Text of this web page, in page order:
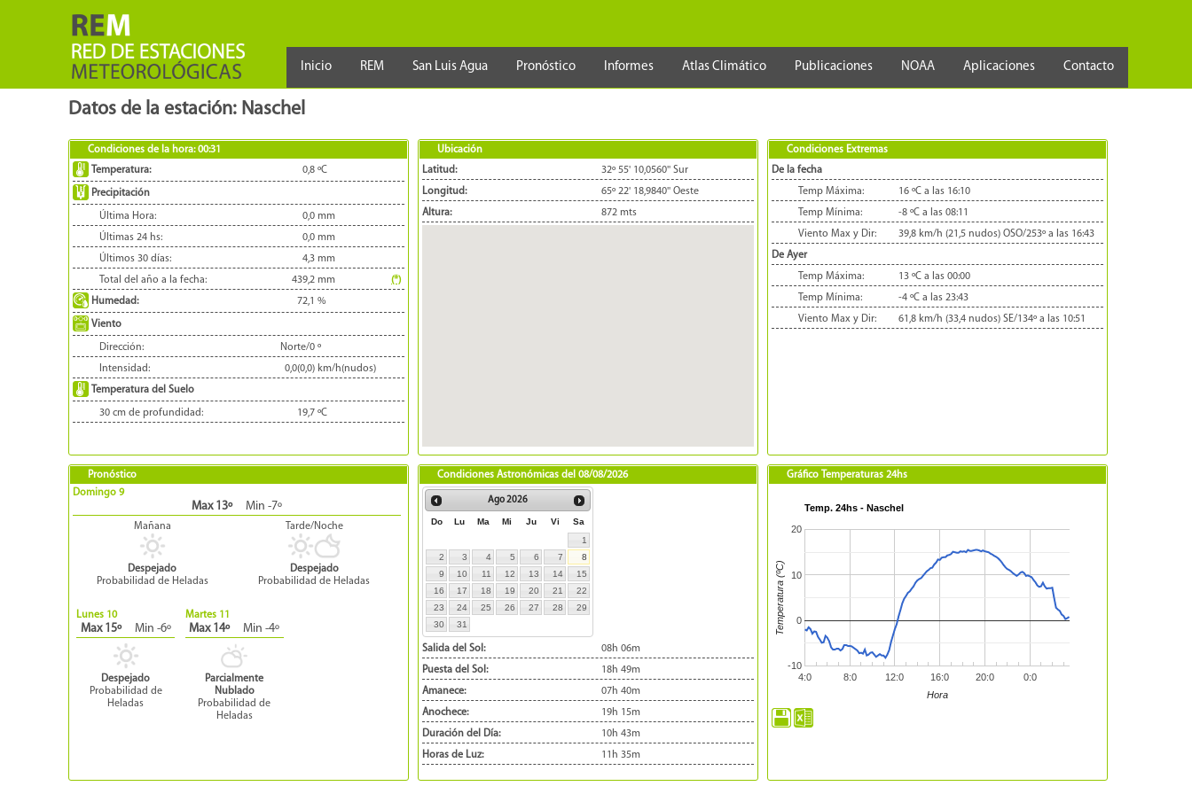
Inicio REM San Luis Agua Pronóstico Informes Atlas Climático Publicaciones NOAA Aplicaciones Contacto
Datos de la estación: Naschel
Condiciones de la hora:00:31
Temperatura:
0,8 ºC
Precipitación
Última Hora: 0,0 mm
Últimas 24 hs:
0,0 mm
Últimos 30 días:
4,3 mm
Total del año a la fecha:
439,2 mm
(*)
Humedad:
72,1 %
Viento
Dirección: Norte/0 º
Intensidad:
0,0(0,0) km/h(nudos)
Temperatura del Suelo
30 cm de profundidad: 19,7 ºC
Ubicación
Latitud:
32º 55' 10,0560'' Sur
Longitud:
65º 22' 18,9840'' Oeste
Altura:
872 mts
Condiciones Extremas
De la fecha
Temp Máxima:
16 ºC a las 16:10
Temp Mínima:
-8 ºC a las 08:11
Viento Max y Dir:
39,8 km/h (21,5 nudos) OSO/253º a las 16:43
De Ayer
Temp Máxima:
13 ºC a las 00:00
Temp Mínima:
-4 ºC a las 23:43
Viento Max y Dir:
61,8 km/h (33,4 nudos) SE/134º a las 10:51
Pronóstico
Domingo 9
Max 13º Min -7º
Mañana
Despejado
Probabilidad de Heladas
Tarde/Noche
Despejado
Probabilidad de Heladas
Lunes 10
Max 15º Min -6º
Despejado
Probabilidad de
Heladas
Martes 11
Max 14º Min -4º
Parcialmente
Nublado
Probabilidad de
Heladas
Condiciones Astronómicas del 08/08/2026
Ago2026
Do Lu Ma Mi Ju Vi
Sa
1
2
3 4 5 6 7
8
9
10 11 12 13 14
15
16
17 18 19 20 21
22
23
24 25 26 27 28
29
30
31
Salida del Sol:
08h 06m
Puesta del Sol:
18h 49m
Amanece:
07h 40m
Anochece:
19h 15m
Duración del Día:
10h 43m
Horas de Luz:
11h 35m
Gráfico Temperaturas 24hs
Temp. 24hs - Naschel
4:0 8:0 12:0 16:0 20:0 0:0
-10
0
10
20
Hora
Temperatura (ºC)